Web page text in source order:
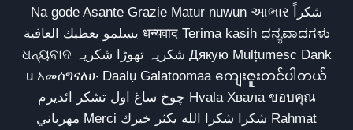
Na gode Asante Grazie Matur nuwun આભાર شكراً
يسلمو يعطيك العافية धन्यवाद Terima kasih ಧನ್ಯವಾದಗಳು
ଧନ୍ୟବାଦ شکریہ تھوڑا شکریہ Дякую Mulțumesc Dank
u አመሰግናለሁ Daalụ Galatoomaa ကျေးဇူးတင်ပါတယ်
چوخ ساغ اول تشکر ائدیرم Hvala Хвала ขอบคุณ
مهرباني Merci شكرا شكرا الله يكثر خيرك Rahmat